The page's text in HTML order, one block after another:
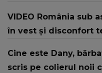
iubit cu bunătate și
din mine și-a regăsit
VIDEO România sub
în vest și disconfort
Cine este Dany,
scris pe colierul noii